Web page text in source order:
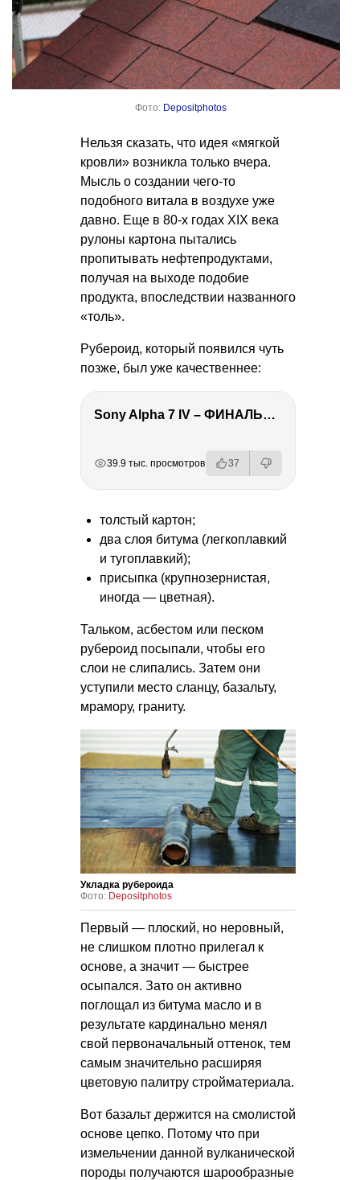
Фото: Depositphotos
Нельзя сказать, что идея «мягкой
кровли» возникла только вчера.
Мысль о создании чего-то
подобного витала в воздухе уже
давно. Еще в 80-х годах XIX века
рулоны картона пытались
пропитывать нефтепродуктами,
получая на выходе подобие
продукта, впоследствии названного
«толь».
Рубероид, который появился чуть
позже, был уже качественнее:
Sony Alpha 7 IV – ФИНАЛЬНЫЙ ОБЗОР
39.9 тыс. просмотров 37
толстый картон;
два слоя битума (легкоплавкий
и тугоплавкий);
присыпка (крупнозернистая,
иногда — цветная).
Тальком, асбестом или песком
рубероид посыпали, чтобы его
слои не слипались. Затем они
уступили место сланцу, базальту,
мрамору, граниту.
Укладка рубероида
Фото: Depositphotos
Первый — плоский, но неровный,
не слишком плотно прилегал к
основе, а значит — быстрее
осыпался. Зато он активно
поглощал из битума масло и в
результате кардинально менял
свой первоначальный оттенок, тем
самым значительно расширяя
цветовую палитру стройматериала.
Вот базальт держится на смолистой
основе цепко. Потому что при
измельчении данной вулканической
породы получаются шарообразные